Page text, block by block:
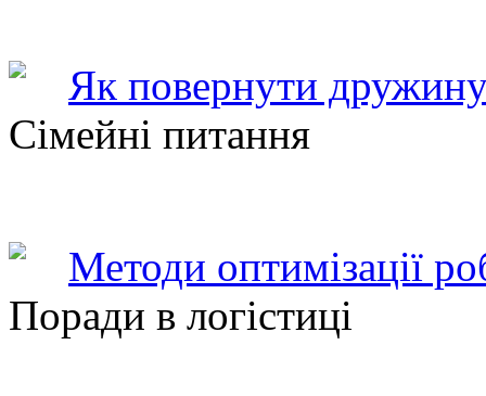
Як повернути
Сімейні питання
Методи оптимізації
Поради в логістиці